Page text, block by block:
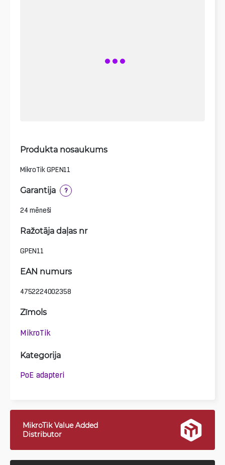
Produkta nosaukums
MikroTik GPEN11
Garantija ?
24 mēneši
Ražotāja daļas nr
GPEN11
EAN numurs
4752224002358
Zīmols
MikroTik
Kategorija
PoE adapteri
MikroTik Value Added
Distributor